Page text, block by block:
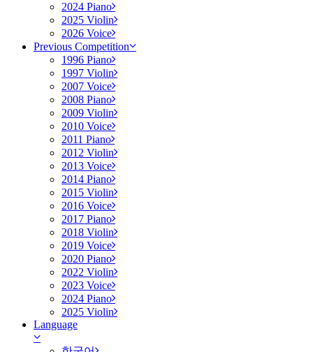
2024 Piano
2025 Violin
2026 Voice
Previous Competition
1996 Piano
1997 Violin
2007 Voice
2008 Piano
2009 Violin
2010 Voice
2011 Piano
2012 Violin
2013 Voice
2014 Piano
2015 Violin
2016 Voice
2017 Piano
2018 Violin
2019 Voice
2020 Piano
2022 Violin
2023 Voice
2024 Piano
2025 Violin
Language